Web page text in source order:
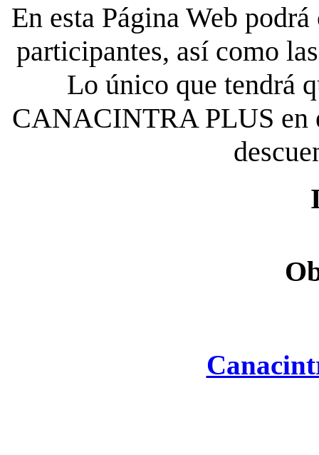
En esta Página Web
participantes, así como
Lo único que tendrá
CANACINTRA PLUS en